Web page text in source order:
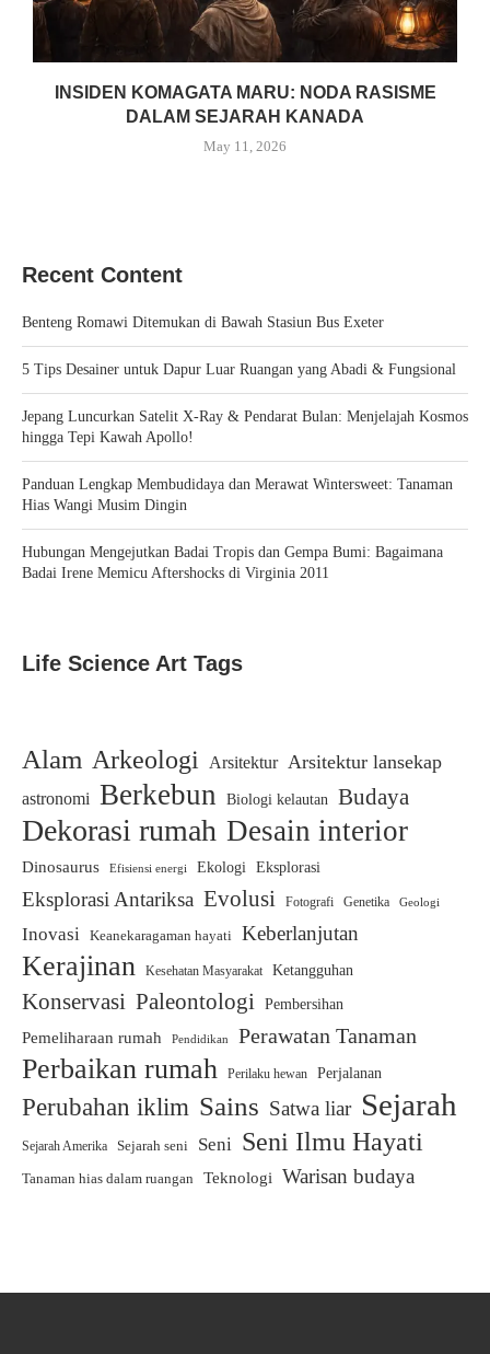
INSIDEN KOMAGATA MARU: NODA RASISME
DALAM SEJARAH KANADA
May 11, 2026
Recent Content
Benteng Romawi Ditemukan di Bawah Stasiun Bus Exeter
5 Tips Desainer untuk Dapur Luar Ruangan yang Abadi & Fungsional
Jepang Luncurkan Satelit X-Ray & Pendarat Bulan: Menjelajah Kosmos
hingga Tepi Kawah Apollo!
Panduan Lengkap Membudidaya dan Merawat Wintersweet: Tanaman
Hias Wangi Musim Dingin
Hubungan Mengejutkan Badai Tropis dan Gempa Bumi: Bagaimana
Badai Irene Memicu Aftershocks di Virginia 2011
Life Science Art Tags
Alam Arkeologi Arsitektur Arsitektur lansekap
astronomi Berkebun Biologi kelautan Budaya
Dekorasi rumah Desain interior
Dinosaurus Efisiensi energi Ekologi Eksplorasi
Eksplorasi Antariksa Evolusi Fotografi Genetika Geologi
Inovasi Keanekaragaman hayati Keberlanjutan
Kerajinan Kesehatan Masyarakat Ketangguhan
Konservasi Paleontologi Pembersihan
Pemeliharaan rumah Pendidikan Perawatan Tanaman
Perbaikan rumah Perilaku hewan Perjalanan
Perubahan iklim Sains Satwa liar Sejarah
Sejarah Amerika Sejarah seni Seni Seni Ilmu Hayati
Tanaman hias dalam ruangan Teknologi Warisan budaya